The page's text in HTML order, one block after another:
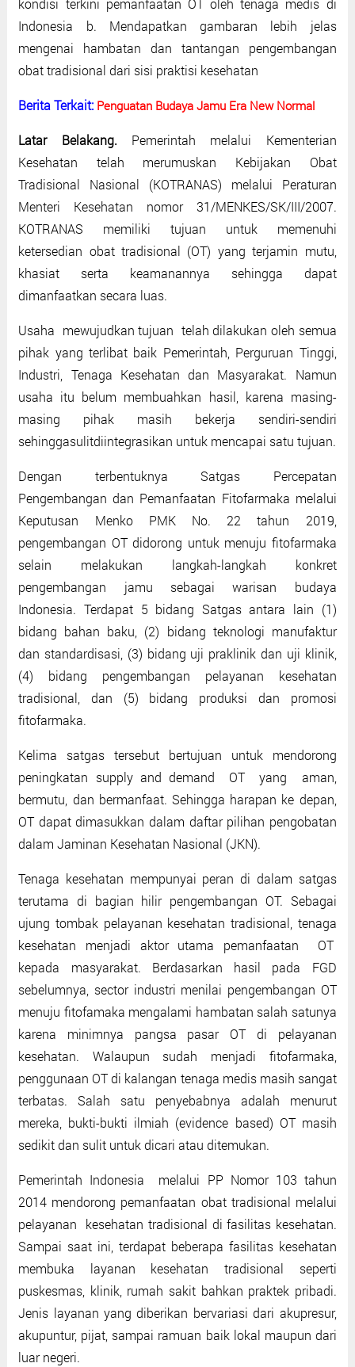
kondisi terkini pemanfaatan OT oleh tenaga medis di
Indonesia b. Mendapatkan gambaran lebih jelas
mengenai hambatan dan tantangan pengembangan
obat tradisional dari sisi praktisi kesehatan
Berita Terkait: Penguatan Budaya Jamu Era New Normal
Latar Belakang. Pemerintah melalui Kementerian
Kesehatan telah merumuskan Kebijakan Obat
Tradisional Nasional (KOTRANAS) melalui Peraturan
Menteri Kesehatan nomor 31/MENKES/SK/III/2007.
KOTRANAS memiliki tujuan untuk memenuhi
ketersedian obat tradisional (OT) yang terjamin mutu,
khasiat serta keamanannya sehingga dapat
dimanfaatkan secara luas.
Usaha mewujudkan tujuan telah dilakukan oleh semua
pihak yang terlibat baik Pemerintah, Perguruan Tinggi,
Industri, Tenaga Kesehatan dan Masyarakat. Namun
usaha itu belum membuahkan hasil, karena masing-
masing pihak masih bekerja sendiri-sendiri
sehinggasulitdiintegrasikan untuk mencapai satu tujuan.
Dengan terbentuknya Satgas Percepatan
Pengembangan dan Pemanfaatan Fitofarmaka melalui
Keputusan Menko PMK No. 22 tahun 2019,
pengembangan OT didorong untuk menuju fitofarmaka
selain melakukan langkah-langkah konkret
pengembangan jamu sebagai warisan budaya
Indonesia. Terdapat 5 bidang Satgas antara lain (1)
bidang bahan baku, (2) bidang teknologi manufaktur
dan standardisasi, (3) bidang uji praklinik dan uji klinik,
(4) bidang pengembangan pelayanan kesehatan
tradisional, dan (5) bidang produksi dan promosi
fitofarmaka.
Kelima satgas tersebut bertujuan untuk mendorong
peningkatan supply and demand OT yang aman,
bermutu, dan bermanfaat. Sehingga harapan ke depan,
OT dapat dimasukkan dalam daftar pilihan pengobatan
dalam Jaminan Kesehatan Nasional (JKN).
Tenaga kesehatan mempunyai peran di dalam satgas
terutama di bagian hilir pengembangan OT. Sebagai
ujung tombak pelayanan kesehatan tradisional, tenaga
kesehatan menjadi aktor utama pemanfaatan OT
kepada masyarakat. Berdasarkan hasil pada FGD
sebelumnya, sector industri menilai pengembangan OT
menuju fitofamaka mengalami hambatan salah satunya
karena minimnya pangsa pasar OT di pelayanan
kesehatan. Walaupun sudah menjadi fitofarmaka,
penggunaan OT di kalangan tenaga medis masih sangat
terbatas. Salah satu penyebabnya adalah menurut
mereka, bukti-bukti ilmiah (evidence based) OT masih
sedikit dan sulit untuk dicari atau ditemukan.
Pemerintah Indonesia melalui PP Nomor 103 tahun
2014 mendorong pemanfaatan obat tradisional melalui
pelayanan kesehatan tradisional di fasilitas kesehatan.
Sampai saat ini, terdapat beberapa fasilitas kesehatan
membuka layanan kesehatan tradisional seperti
puskesmas, klinik, rumah sakit bahkan praktek pribadi.
Jenis layanan yang diberikan bervariasi dari akupresur,
akupuntur, pijat, sampai ramuan baik lokal maupun dari
luar negeri.